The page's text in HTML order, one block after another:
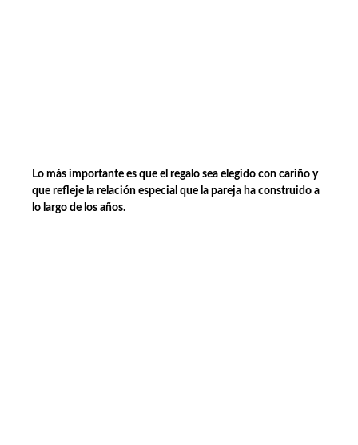
Lo más importante es que el regalo sea elegido con cariño y
que refleje la relación especial que la pareja ha construido a
lo largo de los años.